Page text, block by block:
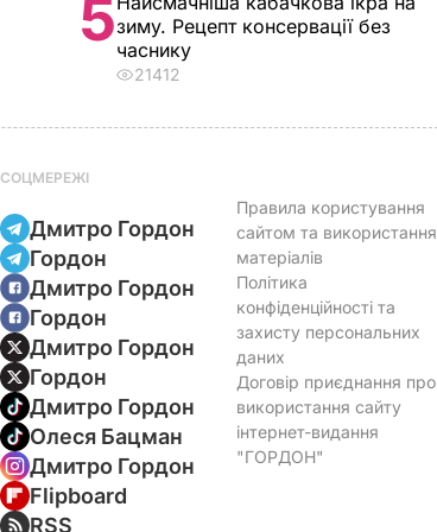
5зиму. Рецепт консервації без
часнику
21412
СОЦМЕРЕЖІ
Дмитро Гордон
Гордон
Дмитро Гордон
Гордон
Дмитро Гордон
Гордон
Дмитро Гордон
Олеся Бацман
Дмитро Гордон
Flipboard
RSS
Правила користування
сайтом та використання
матеріалів
Політика
конфіденційності та
захисту персональних
даних
Договір приєднання про
використання сайту
інтернет-видання
"ГОРДОН"